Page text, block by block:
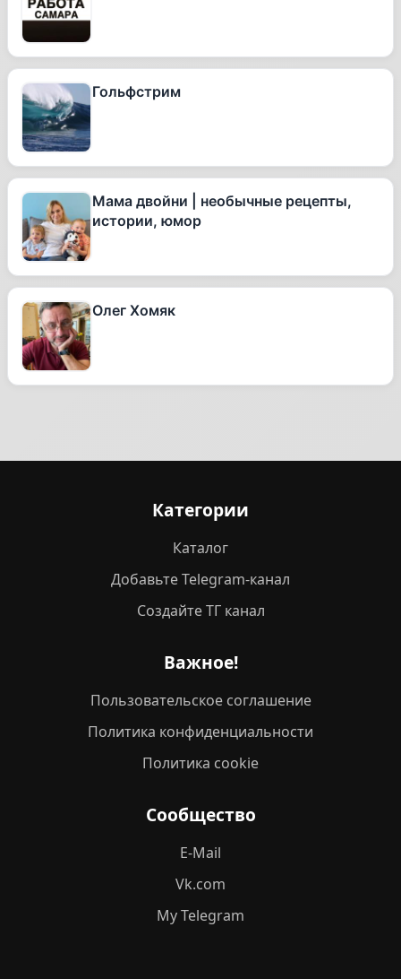
Гольфстрим
Мама двойни | необычные рецепты,
истории, юмор
Олег Хомяк
Категории
Каталог
Добавьте Telegram-канал
Создайте ТГ канал
Важное!
Пользовательское соглашение
Политика конфиденциальности
Политика cookie
Сообщество
E-Mail
Vk.com
My Telegram